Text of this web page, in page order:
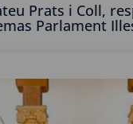
Prats i Coll,
Parlament